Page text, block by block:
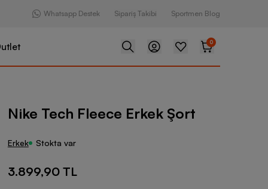
Whatsapp Destek Sipariş Takibi Sportmen Blog
0
Erkek Şort
Nike Tech Fleece Erkek Şort
Erkek Stokta var
3.899,90 TL